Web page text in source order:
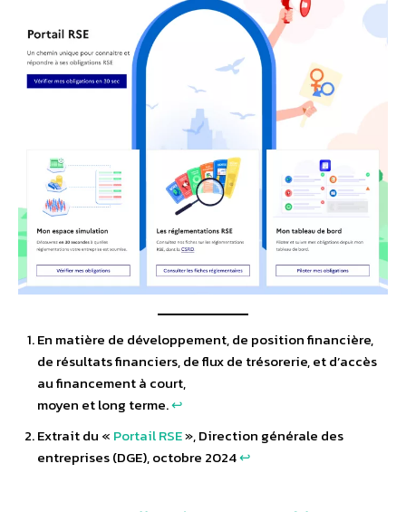
En matière de développement, de position financière,
de résultats financiers, de flux de trésorerie, et d’accès
au financement à court,
moyen et long terme.↩︎
Extrait du « Portail RSE», Direction générale des
entreprises (DGE), octobre 2024↩︎